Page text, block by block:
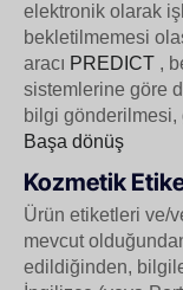
elektronik olarak
bekletilmemesi
aracı PREDICT ,
sistemlerine göre
bilgi
Başa dönüş
Kozmetik
Ürün etiketleri ve/
mevcut
edildiğinden,